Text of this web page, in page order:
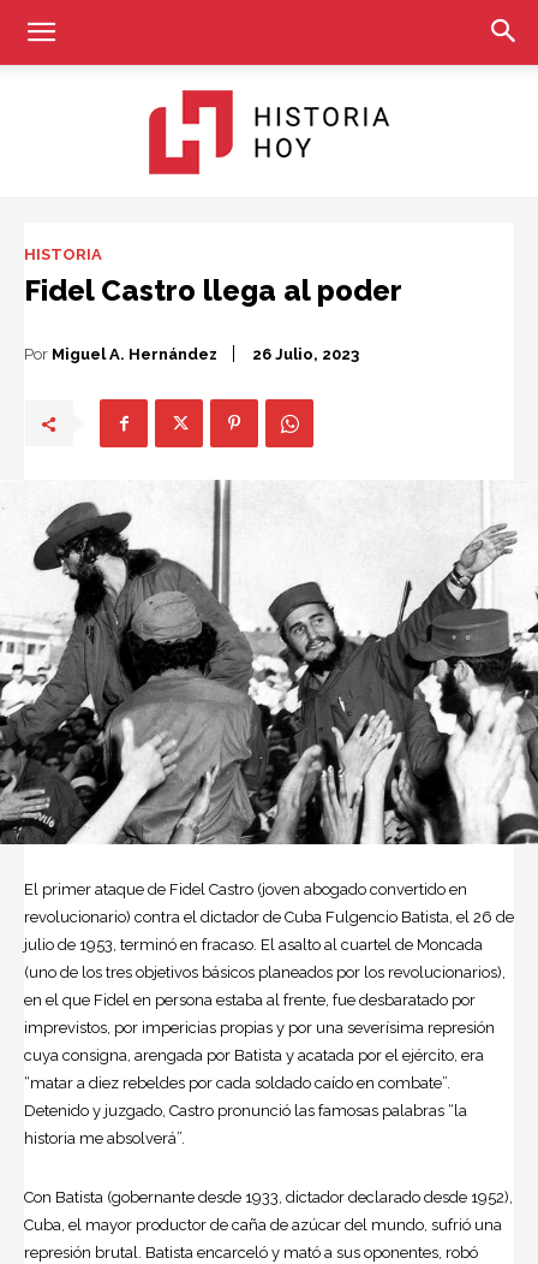
HISTORIA
Fidel Castro llega al poder
Por Miguel A. Hernández 26 Julio, 2023
El primer ataque de Fidel Castro (joven abogado convertido en
revolucionario) contra el dictador de Cuba Fulgencio Batista, el 26 de
julio de 1953, terminó en fracaso. El asalto al cuartel de Moncada
(uno de los tres objetivos básicos planeados por los revolucionarios),
en el que Fidel en persona estaba al frente, fue desbaratado por
imprevistos, por impericias propias y por una severísima represión
cuya consigna, arengada por Batista y acatada por el ejército, era
“matar a diez rebeldes por cada soldado caído en combate”.
Detenido y juzgado, Castro pronunció las famosas palabras “la
historia me absolverá”.
Con Batista (gobernante desde 1933, dictador declarado desde 1952),
Cuba, el mayor productor de caña de azúcar del mundo, sufrió una
represión brutal. Batista encarceló y mató a sus oponentes, robó